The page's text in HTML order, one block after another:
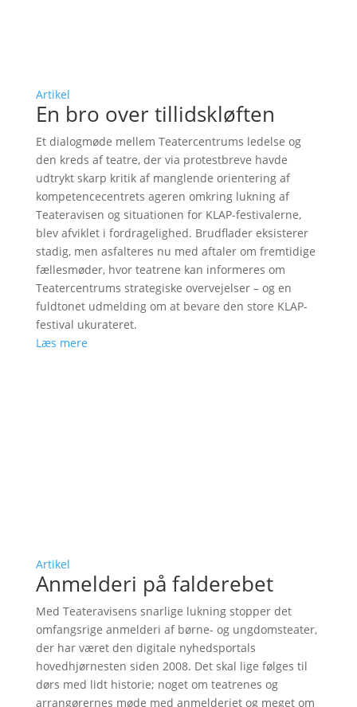
Artikel
En bro over tillidskløften
Et dialogmøde mellem Teatercentrums ledelse og
den kreds af teatre, der via protestbreve havde
udtrykt skarp kritik af manglende orientering af
kompetencecentrets ageren omkring lukning af
Teateravisen og situationen for KLAP-festivalerne,
blev afviklet i fordragelighed. Brudflader eksisterer
stadig, men asfalteres nu med aftaler om fremtidige
fællesmøder, hvor teatrene kan informeres om
Teatercentrums strategiske overvejelser – og en
fuldtonet udmelding om at bevare den store KLAP-
festival ukurateret.
Læs mere
Artikel
Anmelderi på falderebet
Med Teateravisens snarlige lukning stopper det
omfangsrige anmelderi af børne- og ungdomsteater,
der har været den digitale nyhedsportals
hovedhjørnesten siden 2008. Det skal lige følges til
dørs med lidt historie; noget om teatrenes og
arrangørernes møde med anmelderiet og meget om